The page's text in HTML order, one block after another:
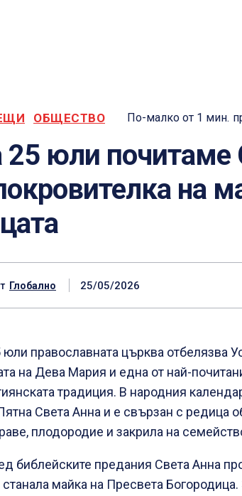
ОБЩЕСТВО По-малко от 1 мин.
25 юли почитаме
на
Глобално 25/05/2026
православната църква отбелязва
на Дева Мария и една от най-
традиция. В народния
Света Анна и е свързан с редица
плодородие и закрила на
библейските предания Света Анна
майка на Пресвета Богородица.